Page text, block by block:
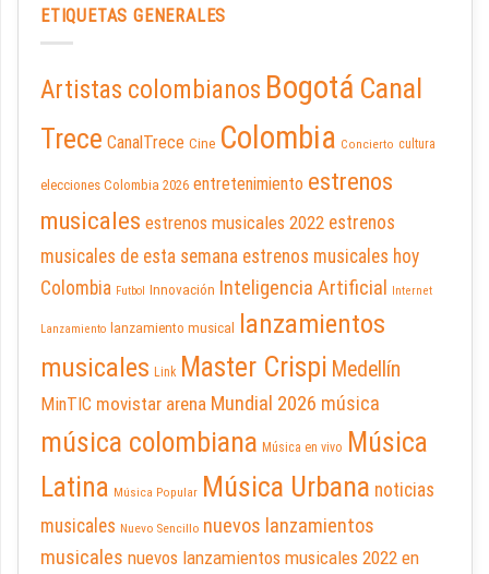
ETIQUETAS GENERALES
Artistas colombianos Bogotá Canal
Trece CanalTrece Cine Colombia Concierto cultura
elecciones Colombia 2026 entretenimiento estrenos
musicales estrenos musicales 2022 estrenos
musicales de esta semana estrenos musicales hoy
Colombia Futbol Innovación Inteligencia Artificial Internet
Lanzamiento lanzamiento musical
lanzamientos
musicales Link Master Crispi Medellín
MinTIC movistar arena Mundial 2026 música
música colombiana Música en vivo Música
Latina Música Popular Música Urbana noticias
musicales Nuevo Sencillo nuevos lanzamientos
musicales nuevos lanzamientos musicales 2022 en